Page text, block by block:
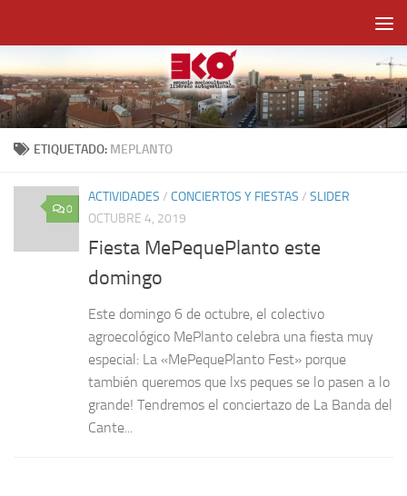
ETIQUETADO: MEPLANTO
0
ACTIVIDADES / CONCIERTOS Y FIESTAS / SLIDER
OCTUBRE 4, 2019
Fiesta MePequePlanto este
domingo
Este domingo 6 de octubre, el colectivo
agroecológico MePlanto celebra una fiesta muy
especial: La «MePequePlanto Fest» porque
también queremos que lxs peques se lo pasen a lo
grande! Tendremos el conciertazo de La Banda del
Cante...